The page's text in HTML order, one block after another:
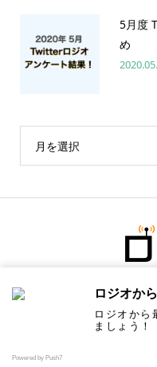
5月度
め
月を選択
Copyright © ロジオ／地元の情報
ロジオか
ロジオから
ましょう！
Powered by Push7